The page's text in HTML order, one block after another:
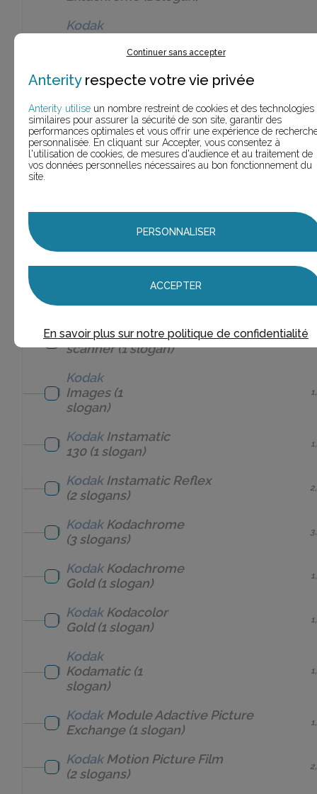
Kodak
Kodak Flexcel
Kodak
Fun(1
slogan)
Ultra(1 slogan)
KodakI200
scanner(1 slogan)
Kodak
Images(1
slogan)
Kodak Instamatic
130(1 slogan)
Kodak Instamatic Reflex
(2 slogans)
Kodak Kodachrome
(3 slogans)
Kodak Kodachrome
Gold(1 slogan)
Kodak Kodacolor
Gold(1 slogan)
Kodak
Kodamatic(1
slogan)
Kodak Module Adactive Picture
Exchange(1 slogan)
Kodak Motion Picture Film
(2 slogans)
Continuer sans accepter
Anterityrespecte votre vie privée
Anterity utilise un nombre restreint de cookies et des technologies
similaires pour assurer la sécurité de son site, garantir des
performances optimales et vous offrir une expérience de
personnalisée. En cliquant sur Accepter, vous consentez à
l'utilisation de cookies, de mesures d'audience et au traitement de
vos données personnelles nécessaires au bon fonctionnement du
site.
PERSONNALISER
ACCEPTER
En savoir plus sur notre politique de confidentialité